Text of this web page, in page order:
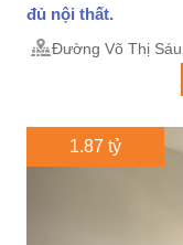
đủ nội thất.
Đường Võ Thị
1.87 tỷ